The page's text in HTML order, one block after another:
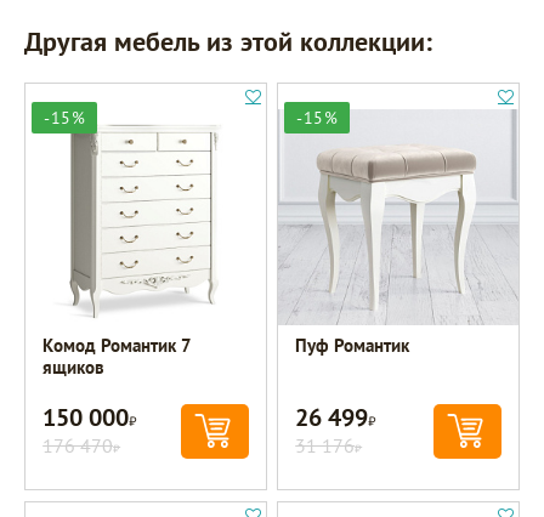
Другая мебель из этой коллекции:
-15%
Комод Романтик 7
ящиков
150 000Р
176 470Р
-15%
Пуф Романтик
26 499Р
31 176Р